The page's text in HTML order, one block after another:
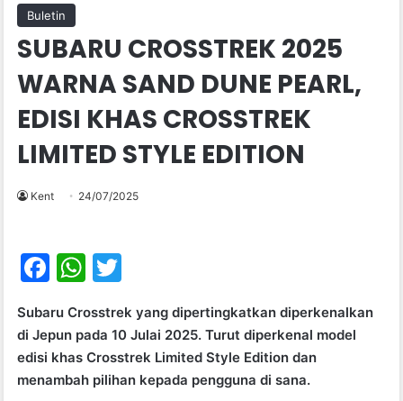
Buletin
SUBARU CROSSTREK 2025
WARNA SAND DUNE PEARL,
EDISI KHAS CROSSTREK
LIMITED STYLE EDITION
Kent 24/07/2025
F
c
e
b
W
at
s
A
itt
er
Subaru Crosstrek yang dipertingkatkan diperkenalkan
di Jepun pada 10 Julai 2025. Turut diperkenal model
edisi khas Crosstrek Limited Style Edition dan
menambah pilihan kepada pengguna di sana.